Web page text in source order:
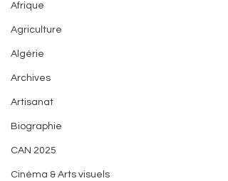
Afrique
Agriculture
Algérie
Archives
Artisanat
Biographie
CAN 2025
Cinéma & Arts visuels